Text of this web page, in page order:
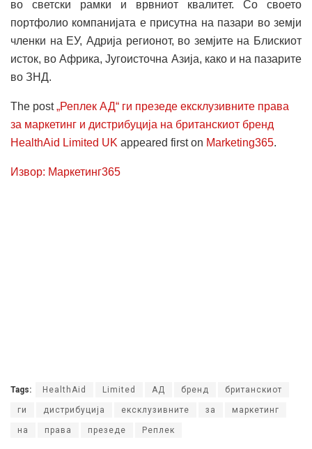
во светски рамки и врвниот квалитет. Со своето
портфолио компанијата е присутна на пазари во земји
членки на ЕУ, Адрија регионот, во земјите на Блискиот
исток, во Африка, Југоисточна Азија, како и на пазарите
во ЗНД.
The post„Реплек АД“ ги презеде ексклузивните права
за маркетинг и дистрибуција на британскиот бренд
HealthAid Limited UK appeared first on Marketing365.
Извор: Маркетинг365
Tags: HealthAid Limited АД бренд британскиот
ги дистрибуција ексклузивните за маркетинг
на права презеде Реплек